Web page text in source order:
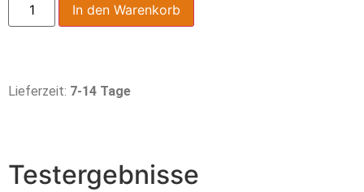
In den Warenkorb
Lieferzeit: 7-14 Tage
Testergebnisse